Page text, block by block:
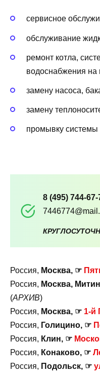
сервисное
обслуживание
ремонт котла,
водоснабжения на
замену насоса,
замену
промывку системы
8 (495) 744-67-
Россия, Москва, ☞
Россия, Москва,
(АРХИВ)
Россия, Москва, ☞ 1-й
Россия, Голицино, ☞
Россия, Клин, ☞
Россия, Конаково, ☞
Россия, Подольск, ☞